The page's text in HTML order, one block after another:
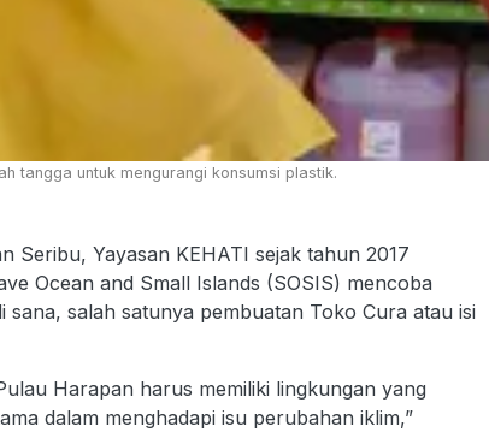
tangga untuk mengurangi konsumsi plastik.
Seribu, Yayasan KEHATI sejak tahun 2017
Ocean and Small Islands (SOSIS) mencoba
salah satunya pembuatan Toko Cura atau isi
Harapan harus memiliki lingkungan yang
dalam menghadapi isu perubahan iklim,”